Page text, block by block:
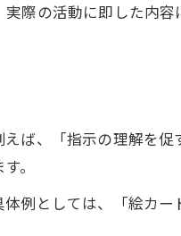
際の活動に即した内
ば、「指示の理解を
。
例としては、「絵カ